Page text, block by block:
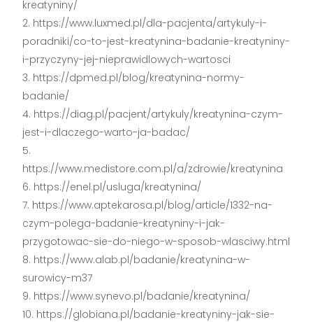
kreatyniny/
https://www.luxmed.pl/dla-pacjenta/artykuly-i-
poradniki/co-to-jest-kreatynina-badanie-kreatyniny-
i-przyczyny-jej-nieprawidlowych-wartosci
https://dpmed.pl/blog/kreatynina-normy-
badanie/
https://diag.pl/pacjent/artykuly/kreatynina-czym-
jest-i-dlaczego-warto-ja-badac/
https://www.medistore.com.pl/a/zdrowie/kreatynina
https://enel.pl/usluga/kreatynina/
https://www.aptekarosa.pl/blog/article/1332-na-
czym-polega-badanie-kreatyniny-i-jak-
przygotowac-sie-do-niego-w-sposob-wlasciwy.html
https://www.alab.pl/badanie/kreatynina-w-
surowicy-m37
https://www.synevo.pl/badanie/kreatynina/
https://globiana.pl/badanie-kreatyniny-jak-sie-